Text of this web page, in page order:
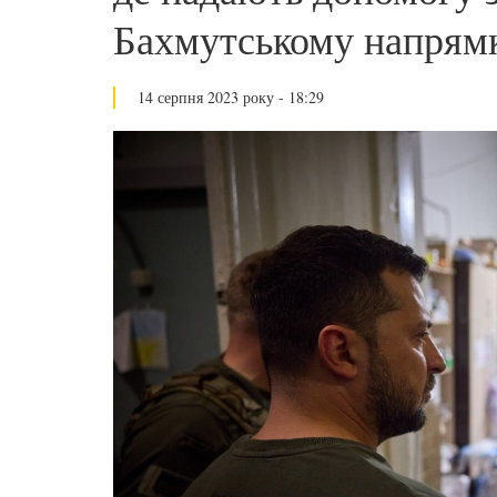
Бахмутському
14 серпня 2023 року - 18:29